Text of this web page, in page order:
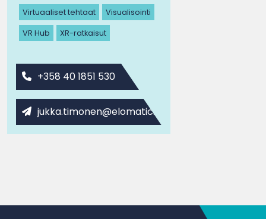
Virtuaaliset tehtaat Visualisointi
VR Hub XR-ratkaisut
+358 40 1851 530
jukka.timonen@elomatic.com